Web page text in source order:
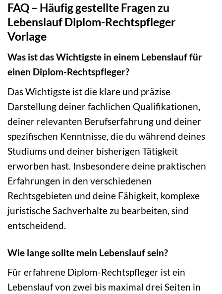
FAQ – Häufig gestellte Fragen zu
Lebenslauf Diplom-Rechtspfleger
Vorlage
Was ist das Wichtigste in einem Lebenslauf für
einen Diplom-Rechtspfleger?
Das Wichtigste ist die klare und präzise
Darstellung deiner fachlichen Qualifikationen,
deiner relevanten Berufserfahrung und deiner
spezifischen Kenntnisse, die du während deines
Studiums und deiner bisherigen Tätigkeit
erworben hast. Insbesondere deine praktischen
Erfahrungen in den verschiedenen
Rechtsgebieten und deine Fähigkeit, komplexe
juristische Sachverhalte zu bearbeiten, sind
entscheidend.
Wie lange sollte mein Lebenslauf sein?
Für erfahrene Diplom-Rechtspfleger ist ein
Lebenslauf von zwei bis maximal drei Seiten in